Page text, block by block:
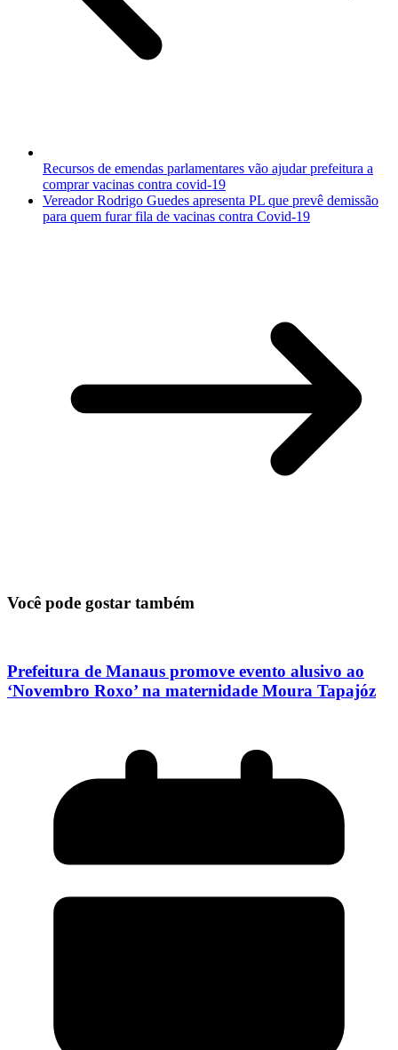
Recursos de emendas parlamentares vão ajudar prefeitura a
comprar vacinas contra covid-19
Vereador Rodrigo Guedes apresenta PL que prevê demissão
para quem furar fila de vacinas contra Covid-19
Você pode gostar também
Prefeitura de Manaus promove evento alusivo ao
‘Novembro Roxo’ na maternidade Moura Tapajóz